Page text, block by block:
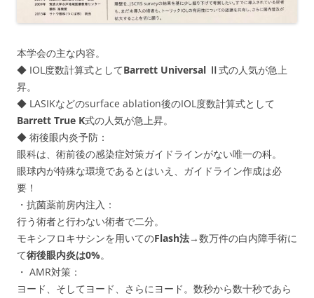
本学会の主な内容。
◆ IOL度数計算式としてBarrett Universal Ⅱ式の人気が急上
昇。
◆ LASIKなどのsurface ablation後のIOL度数計算式として
Barrett True K式の人気が急上昇。
◆ 術後眼内炎予防：
眼科は、術前後の感染症対策ガイドラインがない唯一の科。
眼球内が特殊な環境であるとはいえ、ガイドライン作成は必
要！
・抗菌薬前房内注入：
行う術者と行わない術者で二分。
モキシフロキサシンを用いてのFlash法→数万件の白内障手術に
て術後眼内炎は0%。
・ AMR対策：
ヨード、そしてヨード、さらにヨード。数秒から数十秒であら